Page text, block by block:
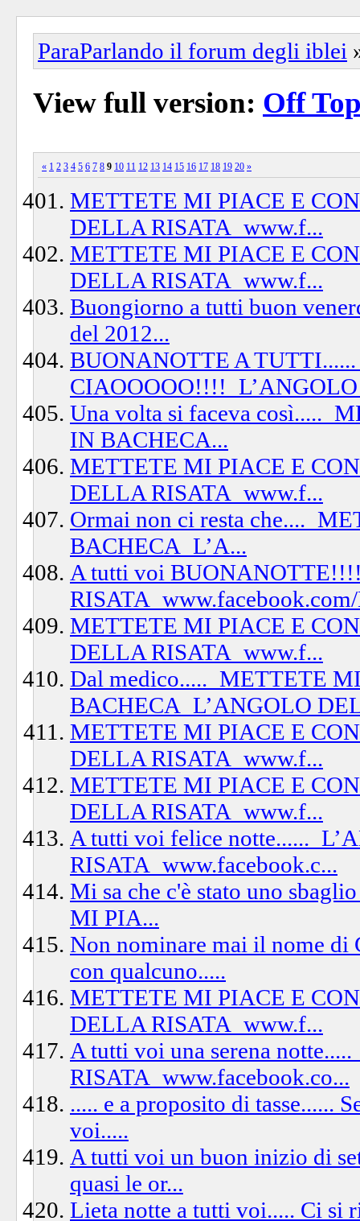
ParaParlando il forum degli iblei
View full version: Off
« 1 2 3 4 5 6 7 8 9 10 11 12 13 14 15 16 17 18 19 20 »
METTETE MI PIACE E
DELLA RISATA_www.f...
METTETE MI PIACE E
DELLA RISATA_www.f...
Buongiorno a tutti buon
del 2012...
BUONANOTTE A
Una volta si faceva
IN BACHECA...
METTETE MI PIACE E
DELLA RISATA_www.f...
Ormai non ci resta
BACHECA_L’A...
A tutti voi
METTETE MI PIACE E
DELLA RISATA_www.f...
Dal medico....._METTETE
BACHECA_L’ANGOLO
METTETE MI PIACE E
DELLA RISATA_www.f...
METTETE MI PIACE E
DELLA RISATA_www.f...
A tutti voi felice
RISATA_www.facebook.c...
Mi sa che c'è stato uno
MI PIA...
Non nominare mai il nome di
con qualcuno.....
METTETE MI PIACE E
DELLA RISATA_www.f...
A tutti voi una serena
RISATA_www.facebook.co...
..... e a proposito di tasse......
voi.....
A tutti voi un buon inizio di
quasi le or...
Lieta notte a tutti voi..... Ci si